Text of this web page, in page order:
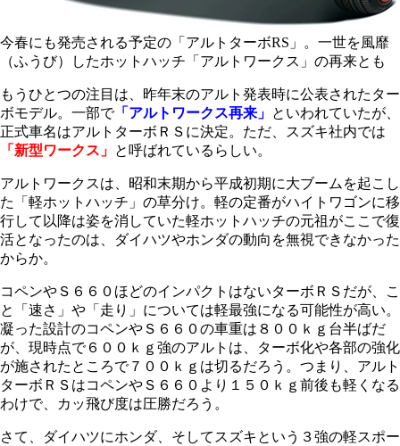
今春にも発売される予定の「アルトターボRS」。一世を風靡
（ふうび）したホットハッチ「アルトワークス」の再来とも
もうひとつの注目は、昨年末のアルト発表時に公表されたター
ボモデル。一部で「アルトワークス再来」 といわれていたが、
正式車名はアルトターボＲＳに決定。ただ、スズキ社内では
「新型ワークス」 と呼ばれているらしい。
アルトワークスは、昭和末期から平成初期に大ブームを起こし
た「軽ホットハッチ」の草分け。軽の定番がハイトワゴンに移
行して以降は姿を消していた軽ホットハッチの元祖がここで復
活となったのは、ダイハツやホンダの動向を無視できなかった
からか。
コペンやＳ６６０ほどのインパクトはないターボＲＳだが、こ
と「速さ」や「走り」については軽最強になる可能性が高い。
凝った設計のコペンやＳ６６０の車重は８００ｋｇ台半ばだ
が、現時点で６００ｋｇ強のアルトは、ターボ化や各部の強化
が施されたところで７００ｋｇは切るだろう。つまり、アルト
ターボＲＳはコペンやＳ６６０より１５０ｋｇ前後も軽くなる
わけで、カッ飛び度は圧勝だろう。
さて、ダイハツにホンダ、そしてスズキという３強の軽スポー